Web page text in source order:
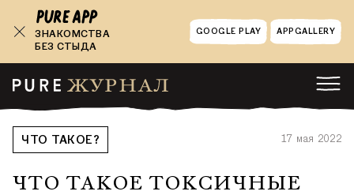
ЗНАКОМСТВА
БЕЗ СТЫДА
GOOGLE PLAY APPGALLERY
ЧТО ТАКОЕ? 17 мая 2022
ЧТО ТАКОЕ ТОКСИЧНЫЕ